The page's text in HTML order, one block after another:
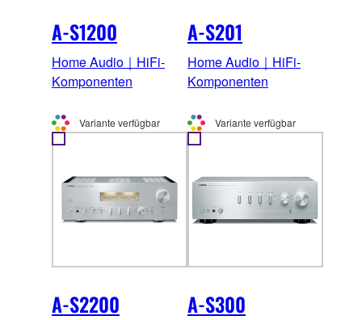
A-S1200
Home Audio｜HiFi-
Komponenten
Variante verfügbar
A-S201
Home Audio｜HiFi-
Komponenten
Variante verfügbar
A-S2200 A-S300